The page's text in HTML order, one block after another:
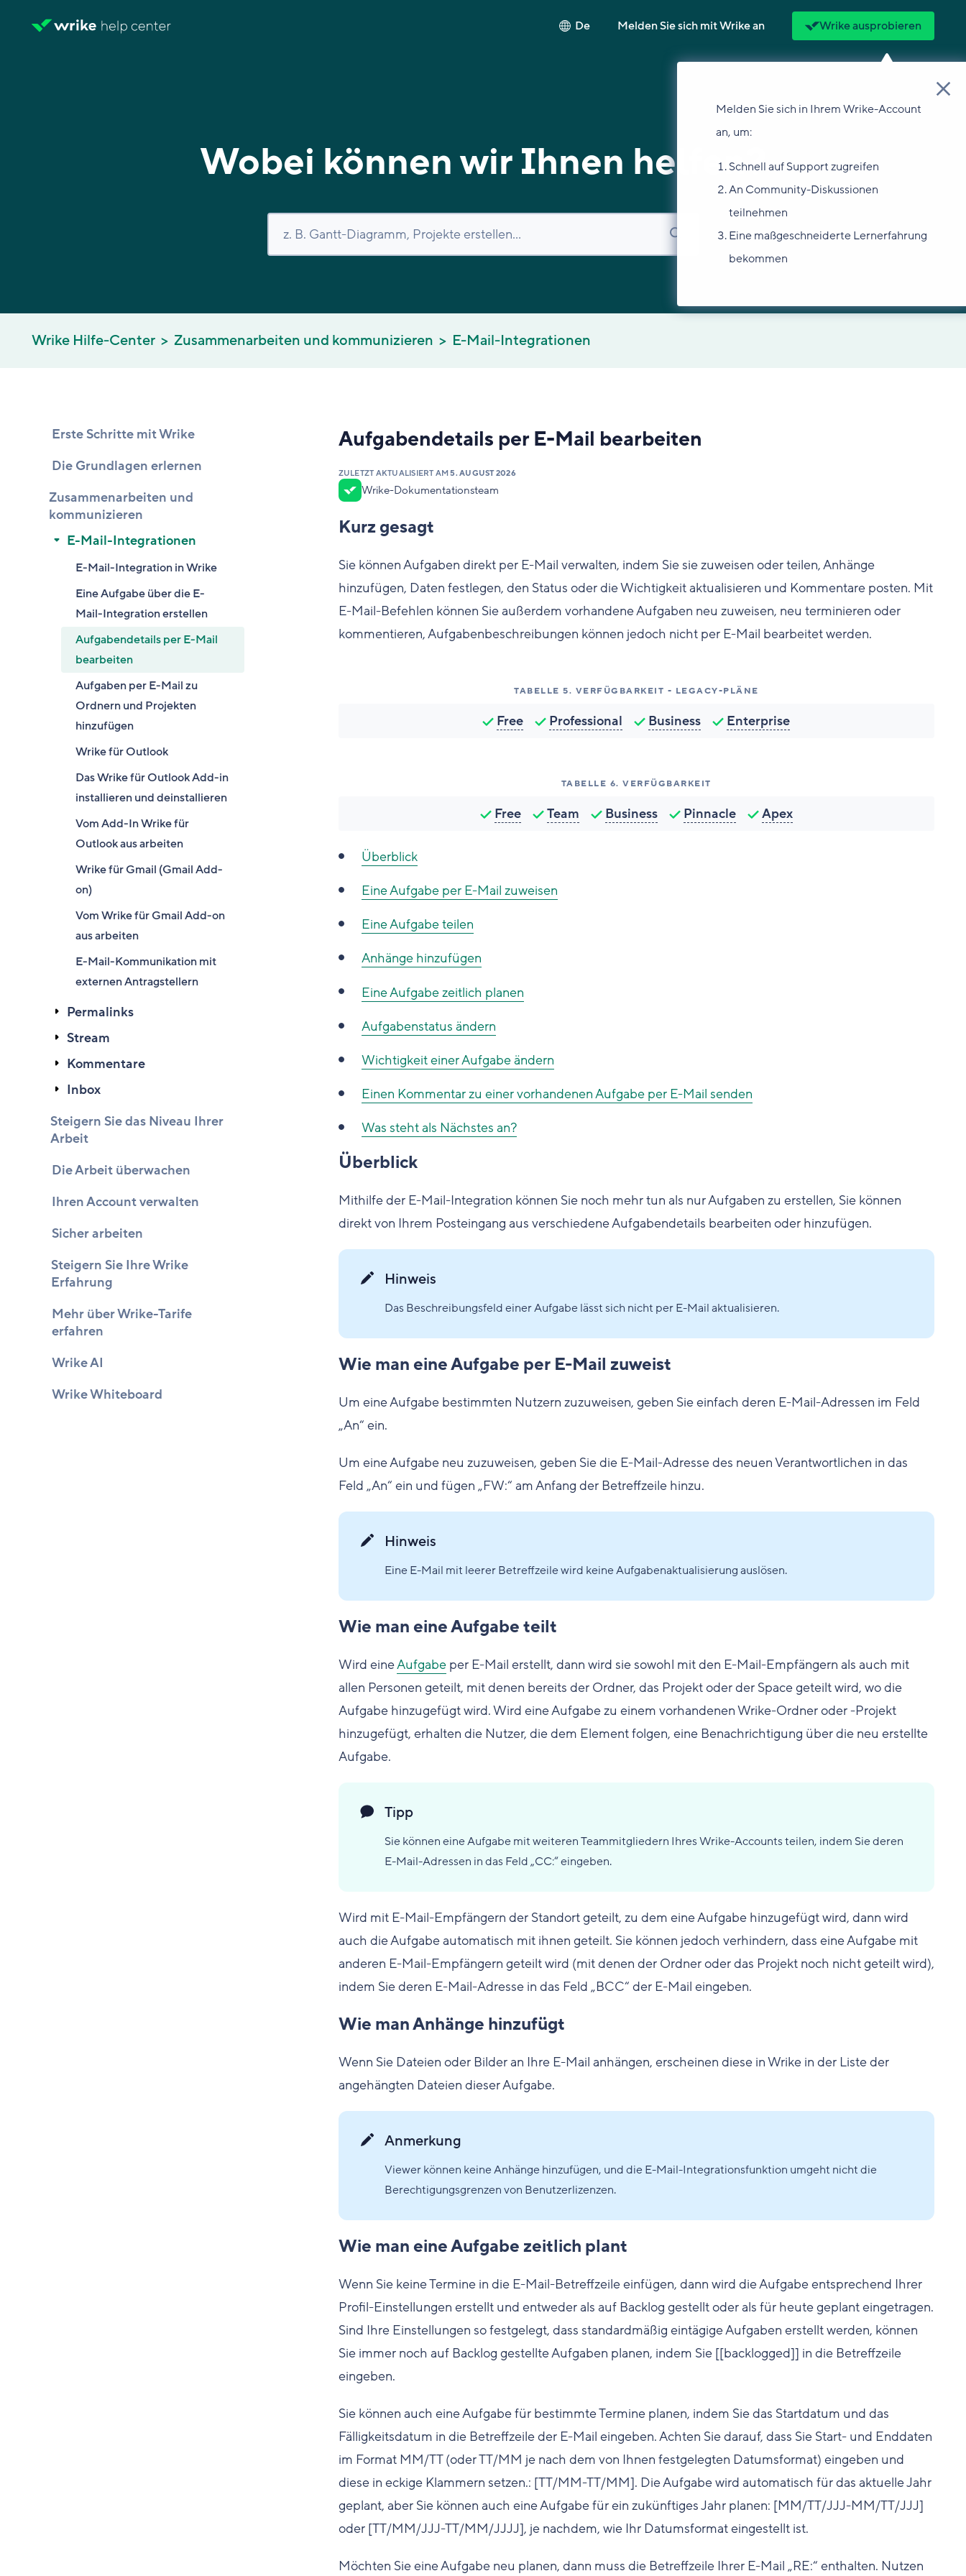
De Melden Sie sich mit Wrike an Wrike ausprobieren
Melden Sie sich in Ihrem Wrike-Account
an, um:
Schnell auf Support zugreifen
An Community-Diskussionen
teilnehmen
Eine maßgeschneiderte Lernerfahrung
bekommen
Wobei können wir Ihnen helfen?
Wrike Hilfe-Center Zusammenarbeiten und kommunizieren E-Mail-Integrationen
Erste Schritte mit Wrike
Die Grundlagen erlernen
Zusammenarbeiten und
kommunizieren
E-Mail-Integrationen
E-Mail-Integration in Wrike
Eine Aufgabe über die E-
Mail-Integration erstellen
Aufgabendetails per E-Mail
bearbeiten
Aufgaben per E-Mail zu
Ordnern und Projekten
hinzufügen
Wrike für Outlook
Das Wrike für Outlook Add-in
installieren und deinstallieren
Vom Add-In Wrike für
Outlook aus arbeiten
Wrike für Gmail (Gmail Add-
on)
Vom Wrike für Gmail Add-on
aus arbeiten
E-Mail-Kommunikation mit
externen Antragstellern
Permalinks
Stream
Kommentare
Inbox
Steigern Sie das Niveau Ihrer
Arbeit
Die Arbeit überwachen
Ihren Account verwalten
Sicher arbeiten
Steigern Sie Ihre Wrike
Erfahrung
Mehr über Wrike-Tarife
erfahren
Wrike AI
Wrike Whiteboard
Aufgabendetails per E-Mail bearbeiten
ZULETZT AKTUALISIERT AM5. AUGUST 2026
Wrike-Dokumentationsteam
Kurz gesagt
Sie können Aufgaben direkt per E-Mail verwalten, indem Sie sie zuweisen oder teilen, Anhänge
hinzufügen, Daten festlegen, den Status oder die Wichtigkeit aktualisieren und Kommentare posten. Mit
E-Mail-Befehlen können Sie außerdem vorhandene Aufgaben neu zuweisen, neu terminieren oder
kommentieren, Aufgabenbeschreibungen können jedoch nicht per E-Mail bearbeitet werden.
TABELLE 5. VERFÜGBARKEIT - LEGACY-PLÄNE
Free Professional Business Enterprise
TABELLE 6. VERFÜGBARKEIT
Free Team Business Pinnacle Apex
Überblick
Eine Aufgabe per E-Mail zuweisen
Eine Aufgabe teilen
Anhänge hinzufügen
Eine Aufgabe zeitlich planen
Aufgabenstatus ändern
Wichtigkeit einer Aufgabe ändern
Einen Kommentar zu einer vorhandenen Aufgabe per E-Mail senden
Was steht als Nächstes an?
Überblick
Mithilfe der E-Mail-Integration können Sie noch mehr tun als nur Aufgaben zu erstellen, Sie können
direkt von Ihrem Posteingang aus verschiedene Aufgabendetails bearbeiten oder hinzufügen.
Hinweis
Das Beschreibungsfeld einer Aufgabe lässt sich nicht per E-Mail aktualisieren.
Wie man eine Aufgabe per E-Mail zuweist
Um eine Aufgabe bestimmten Nutzern zuzuweisen, geben Sie einfach deren E-Mail-Adressen im Feld
„An“ ein.
Um eine Aufgabe neu zuzuweisen, geben Sie die E-Mail-Adresse des neuen Verantwortlichen in das
Feld „An“ ein und fügen „FW:“ am Anfang der Betreffzeile hinzu.
Hinweis
Eine E-Mail mit leerer Betreffzeile wird keine Aufgabenaktualisierung auslösen.
Wie man eine Aufgabe teilt
Wird eineAufgabeper E-Mail erstellt, dann wird sie sowohl mit den E-Mail-Empfängern als auch mit
allen Personen geteilt, mit denen bereits der Ordner, das Projekt oder der Space geteilt wird, wo die
Aufgabe hinzugefügt wird. Wird eine Aufgabe zu einem vorhandenen Wrike-Ordner oder -Projekt
hinzugefügt, erhalten die Nutzer, die dem Element folgen, eine Benachrichtigung über die neu erstellte
Aufgabe.
Tipp
Sie können eine Aufgabe mit weiteren Teammitgliedern Ihres Wrike-Accounts teilen, indem Sie deren
E-Mail-Adressen in das Feld „CC:“ eingeben.
Wird mit E-Mail-Empfängern der Standort geteilt, zu dem eine Aufgabe hinzugefügt wird, dann wird
auch die Aufgabe automatisch mit ihnen geteilt. Sie können jedoch verhindern, dass eine Aufgabe mit
anderen E-Mail-Empfängern geteilt wird (mit denen der Ordner oder das Projekt noch nicht geteilt wird),
indem Sie deren E-Mail-Adresse in das Feld „BCC“ der E-Mail eingeben.
Wie man Anhänge hinzufügt
Wenn Sie Dateien oder Bilder an Ihre E-Mail anhängen, erscheinen diese in Wrike in der Liste der
angehängten Dateien dieser Aufgabe.
Anmerkung
Viewer können keine Anhänge hinzufügen, und die E-Mail-Integrationsfunktion umgeht nicht die
Berechtigungsgrenzen von Benutzerlizenzen.
Wie man eine Aufgabe zeitlich plant
Wenn Sie keine Termine in die E-Mail-Betreffzeile einfügen, dann wird die Aufgabe entsprechend Ihrer
Profil-Einstellungen erstellt und entweder als auf Backlog gestellt oder als für heute geplant eingetragen.
Sind Ihre Einstellungen so festgelegt, dass standardmäßig eintägige Aufgaben erstellt werden, können
Sie immer noch auf Backlog gestellte Aufgaben planen, indem Sie [[backlogged]] in die Betreffzeile
eingeben.
Sie können auch eine Aufgabe für bestimmte Termine planen, indem Sie das Startdatum und das
Fälligkeitsdatum in die Betreffzeile der E-Mail eingeben. Achten Sie darauf, dass Sie Start- und Enddaten
im Format MM/TT (oder TT/MM je nach dem von Ihnen festgelegten Datumsformat) eingeben und
diese in eckige Klammern setzen.: [TT/MM-TT/MM]. Die Aufgabe wird automatisch für das aktuelle Jahr
geplant, aber Sie können auch eine Aufgabe für ein zukünftiges Jahr planen: [MM/TT/JJJ-MM/TT/JJJ]
oder [TT/MM/JJJ-TT/MM/JJJJ], je nachdem, wie Ihr Datumsformat eingestellt ist.
Möchten Sie eine Aufgabe neu planen, dann muss die Betreffzeile Ihrer E-Mail „RE:“ enthalten. Nutzen